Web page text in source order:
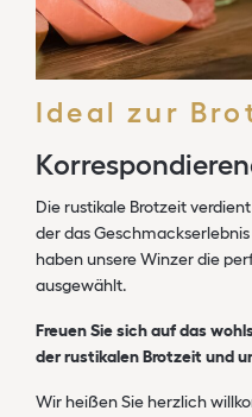
Ideal zur
Die rustikale Brotzeit
der das
haben unsere Winzer die
ausgewählt.
Freuen Sie sich auf das
der rustikalen Brotzeit und
Wir heißen Sie herzlich